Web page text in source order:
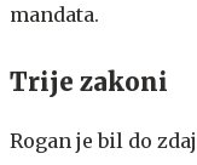
mandata.
Trije zakoni
Rogan je bil do